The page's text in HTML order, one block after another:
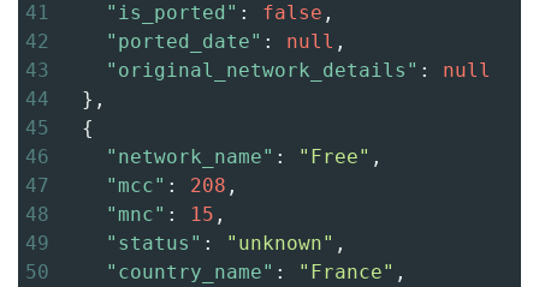
41
"is_ported" : false ,
42
"ported_date" : null ,
43
"original_network_details" : null
44
  },
45
  {
46
"network_name" : "Free" ,
47
"mcc" : 208 ,
48
"mnc" : 15 ,
49
"status" : "unknown" ,
50
"country_name" : "France" ,